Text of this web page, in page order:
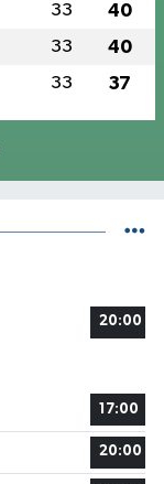
33 40
33 40
33 37
20:00
17:00
20:00